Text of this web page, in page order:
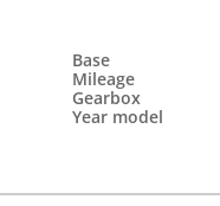
Base
Mileage
Gearbox
Year model